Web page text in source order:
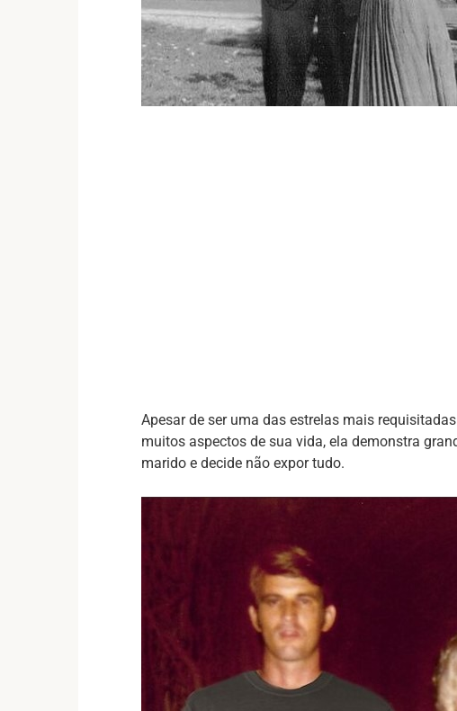
Apesar de ser uma das estrelas mais
muitos aspectos de sua vida, ela demonstra
marido e decide não expor tudo.